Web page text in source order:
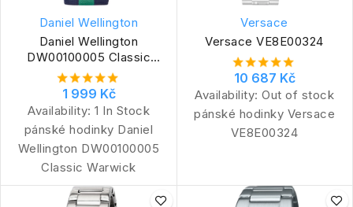
Daniel Wellington
Daniel Wellington
DW00100005 Classic
Warwick
1 999 Kč
Availability: 1 In Stock
pánské hodinky Daniel
Wellington DW00100005
Classic Warwick
Versace
Versace VE8E00324
10 687 Kč
Availability: Out of stock
pánské hodinky Versace
VE8E00324